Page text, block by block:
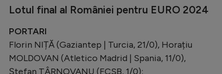
JO 2026
Lotul final al României pentru EURO 2024
PORTARI
Florin NIȚĂ (Gaziantep | Turcia, 21/0), Horațiu
MOLDOVAN (Atletico Madrid | Spania, 11/0),
Ștefan TÂRNOVANU (FCSB, 1/0);